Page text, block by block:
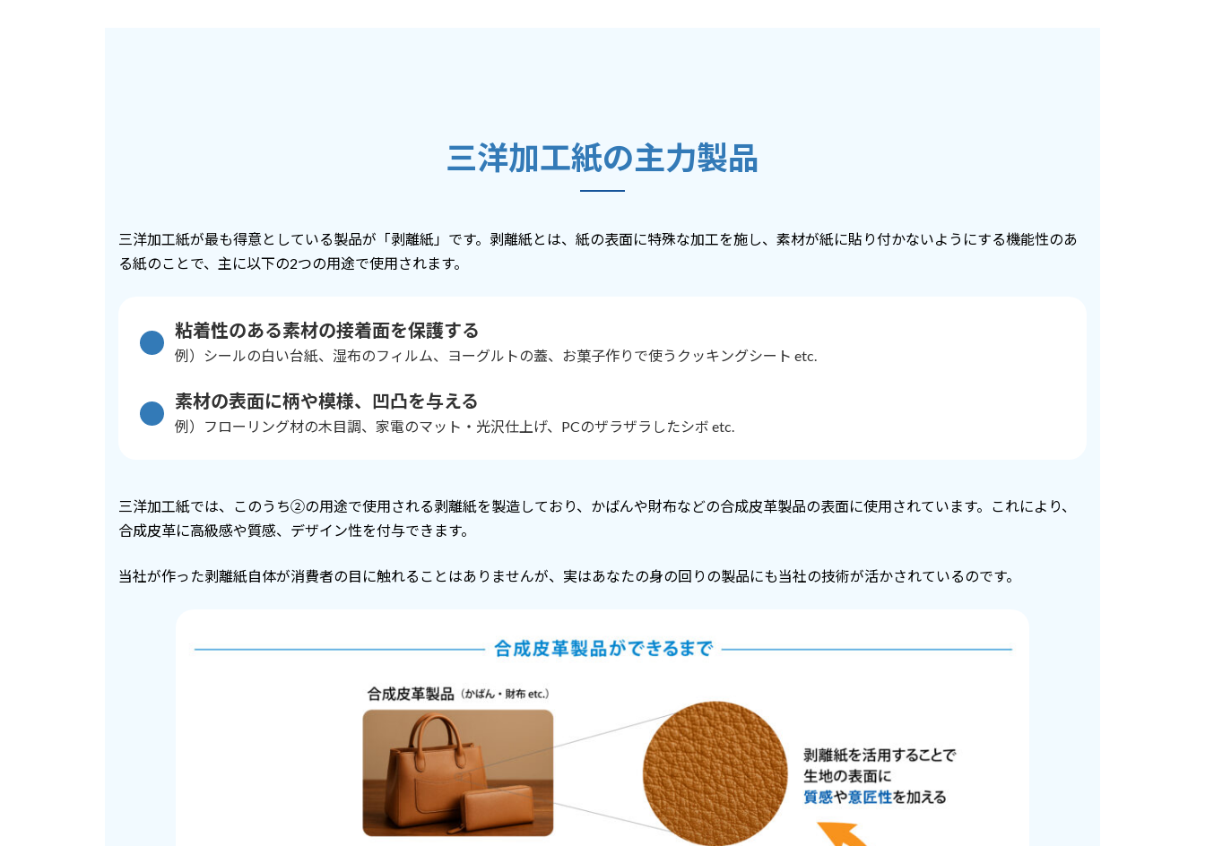
三洋加工紙の主力製品
三洋加工紙が最も得意としている製品が「剥離紙」です。剥離紙とは、紙の表面に特殊な加工を施し、素材が紙に貼り付かないようにする機能性のあ
る紙のことで、主に以下の2つの用途で使用されます。
粘着性のある素材の接着面を保護する
例）シールの白い台紙、湿布のフィルム、ヨーグルトの蓋、お菓子作りで使うクッキングシート etc.
素材の表面に柄や模様、凹凸を与える
例）フローリング材の木目調、家電のマット・光沢仕上げ、PCのザラザラしたシボ etc.
三洋加工紙では、このうち②の用途で使用される剥離紙を製造しており、かばんや財布などの合成皮革製品の表面に使用されています。これにより、
合成皮革に高級感や質感、デザイン性を付与できます。
当社が作った剥離紙自体が消費者の目に触れることはありませんが、実はあなたの身の回りの製品にも当社の技術が活かされているのです。